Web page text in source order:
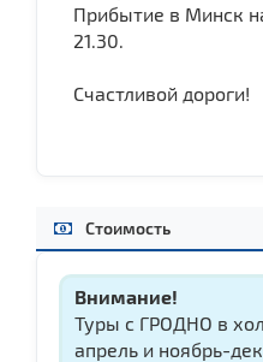
Прибытие в Минск
21.30.
Счастливой дороги!
Стоимость
Внимание!
Туры с ГРОДНО в
апрель и ноябрь-